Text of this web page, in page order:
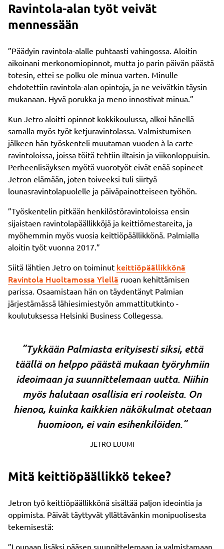
Ravintola-alan työt veivät
mennessään
”Päädyin ravintola-alalle puhtaasti vahingossa. Aloitin
aikoinani merkonomiopinnot, mutta jo parin päivän päästä
totesin, ettei se polku ole minua varten. Minulle
ehdotettiin ravintola-alan opintoja, ja ne veivätkin täysin
mukanaan. Hyvä porukka ja meno innostivat minua.”
Kun Jetro aloitti opinnot kokkikoulussa, alkoi hänellä
samalla myös työt ketjuravintolassa. Valmistumisen
jälkeen hän työskenteli muutaman vuoden à la carte -
ravintoloissa, joissa töitä tehtiin iltaisin ja viikonloppuisin.
Perheenlisäyksen myötä vuorotyöt eivät enää sopineet
Jetron elämään, joten toiveeksi tuli siirtyä
lounasravintolapuolelle ja päiväpainotteiseen työhön.
”Työskentelin pitkään henkilöstöravintoloissa ensin
sijaistaen ravintolapäällikköjä ja keittiömestareita, ja
myöhemmin myös vuosia keittiöpäällikkönä. Palmialla
aloitin työt vuonna 2017.”
Siitä lähtien Jetro on toiminut keittiöpäällikkönä
Ravintola Huoltamossa Ylellä ruoan kehittämisen
parissa. Osaamistaan hän on täydentänyt Palmian
järjestämässä lähiesimiestyön ammattitutkinto -
koulutuksessa Helsinki Business Collegessa.
”Tykkään Palmiasta erityisesti siksi, että
täällä on helppo päästä mukaan työryhmiin
ideoimaan ja suunnittelemaan uutta. Niihin
myös halutaan osallisia eri rooleista. On
hienoa, kuinka kaikkien näkökulmat otetaan
huomioon, ei vain esihenkilöiden.”
JETRO LUUMI
Mitä keittiöpäällikkö tekee?
Jetron työ keittiöpäällikkönä sisältää paljon ideointia ja
oppimista. Päivät täyttyvät yllättävänkin monipuolisesta
tekemisestä:
”Lounaan lisäksi pääsen suunnittelemaan ja valmistamaan